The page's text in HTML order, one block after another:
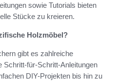
sowie Tutorials bieten
Stücke zu kreieren.
Holzmöbel?
gibt es zahlreiche
Schritt-für-Schritt-Anleitungen
DIY-Projekten bis hin zu